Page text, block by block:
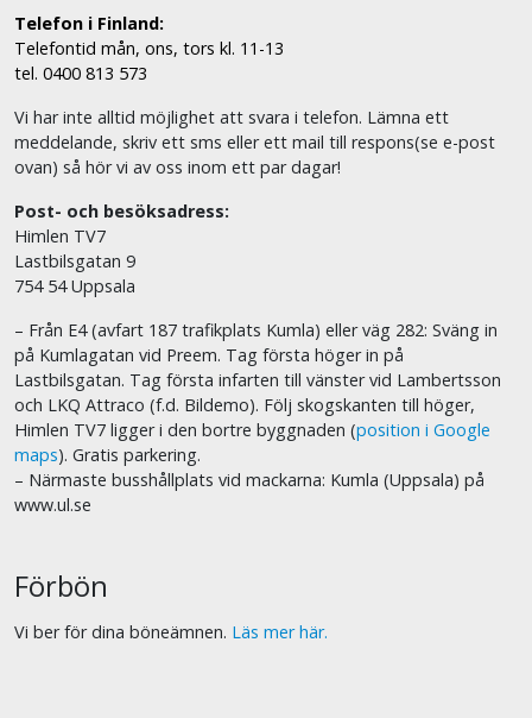
Telefon i Finland:
Telefontid mån, ons, tors kl. 11-13
tel. 0400 813 573
Vi har inte alltid möjlighet att svara i telefon. Lämna ett
meddelande, skriv ett sms eller ett mail till respons(se e-post
ovan) så hör vi av oss inom ett par dagar!
Post- och besöksadress:
Himlen TV7
Lastbilsgatan 9
754 54 Uppsala
– Från E4 (avfart 187 trafikplats Kumla) eller väg 282: Sväng in
på Kumlagatan vid Preem. Tag första höger in på
Lastbilsgatan. Tag första infarten till vänster vid Lambertsson
och LKQ Attraco (f.d. Bildemo). Följ skogskanten till höger,
Himlen TV7 ligger i den bortre byggnaden (position i Google
maps). Gratis parkering.
– Närmaste busshållplats vid mackarna: Kumla (Uppsala) på
www.ul.se
Förbön
Vi ber för dina böneämnen. Läs mer här.